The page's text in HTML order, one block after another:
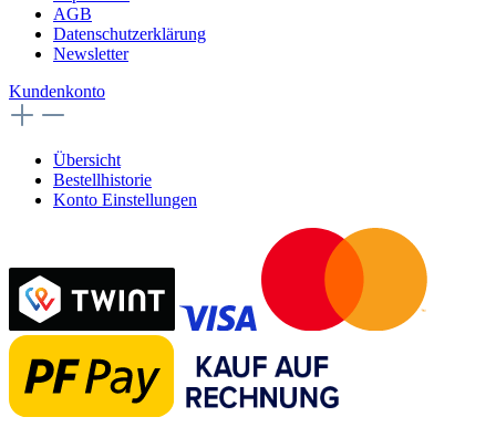
AGB
Datenschutzerklärung
Newsletter
Kundenkonto
Übersicht
Bestellhistorie
Konto Einstellungen